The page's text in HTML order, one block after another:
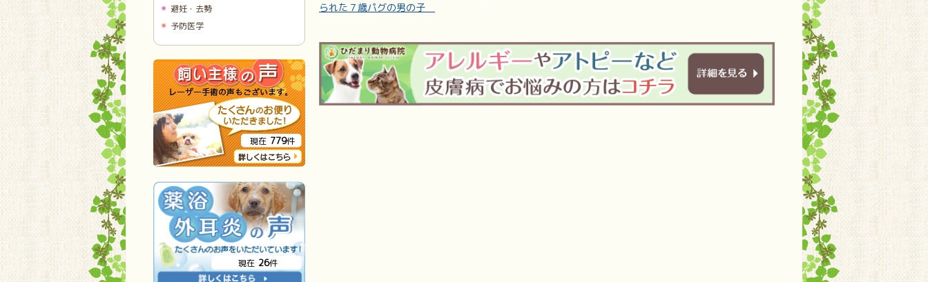
られた７歳パグの男の子
避妊・去勢
予防医学
現在 779件
現在 26件